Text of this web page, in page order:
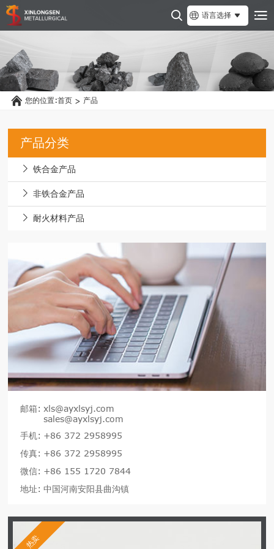
语言选择
您的位置:首页 > 产品
产品分类
铁合金产品
非铁合金产品
耐火材料产品
邮箱: xls@ayxlsyj.com
sales@ayxlsyj.com
手机: +86 372 2958995
传真: +86 372 2958995
微信: +86 155 1720 7844
地址: 中国河南安阳县曲沟镇
热卖